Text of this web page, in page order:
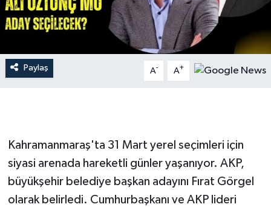
Paylaş A- A+
Kahramanmaraş'ta 31 Mart yerel seçimleri için
siyasi arenada hareketli günler yaşanıyor. AKP,
büyükşehir belediye başkan adayını Fırat Görgel
olarak belirledi. Cumhurbaşkanı ve AKP lideri
DÜNYA
MAGAZİN
MEDYA
SEÇİM 2011